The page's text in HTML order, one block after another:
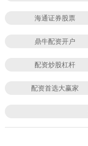
海通证券股票
鼎牛配资开户
配资炒股杠杆
配资首选大赢家